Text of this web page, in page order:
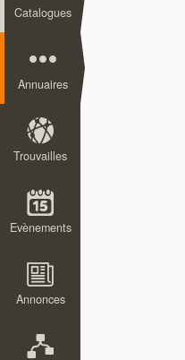
Catalogues
Annuaires
Trouvailles
Evènements
Annonces